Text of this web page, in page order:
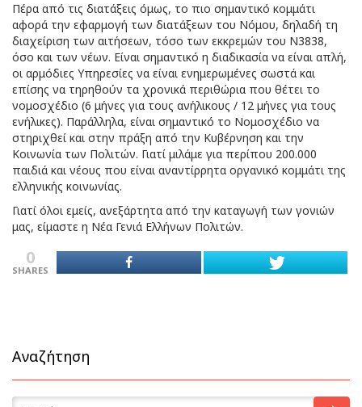
Πέρα από τις διατάξεις όμως, το πιο σημαντικό κομμάτι
αφορά την εφαρμογή των διατάξεων του Νόμου, δηλαδή τη
διαχείριση των αιτήσεων, τόσο των εκκρεμών του Ν3838,
όσο και των νέων. Είναι σημαντικό η διαδικασία να είναι απλή,
οι αρμόδιες Υπηρεσίες να είναι ενημερωμένες σωστά και
επίσης να τηρηθούν τα χρονικά περιθώρια που θέτει το
νομοσχέδιο (6 μήνες για τους ανήλικους / 12 μήνες για τους
ενήλικες). Παράλληλα, είναι σημαντικό το Νομοσχέδιο να
στηριχθεί και στην πράξη από την Κυβέρνηση και την
Κοινωνία των Πολιτών. Γιατί μιλάμε για περίπου 200.000
παιδιά και νέους που είναι αναντίρρητα οργανικό κομμάτι της
ελληνικής κοινωνίας.
Γιατί όλοι εμείς, ανεξάρτητα από την καταγωγή των γονιών
μας, είμαστε η Νέα Γενιά Ελλήνων Πολιτών.
0
SHARES
Αναζήτηση